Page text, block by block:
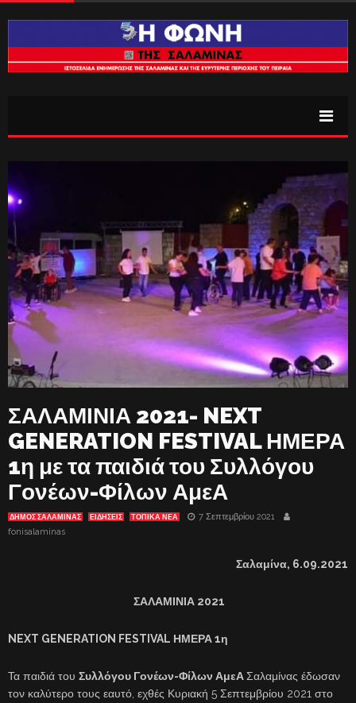
ΣΑΛΑΜΙΝΙΑ 2021- NEXT
GENERATION FESTIVAL ΗΜΕΡΑ
1η με τα παιδιά του Συλλόγου
Γονέων-Φίλων ΑμεΑ
ΔΗΜΟΣ ΣΑΛΑΜΙΝΑΣ ΕΙΔΗΣΕΙΣ ΤΟΠΙΚΑ ΝΕΑ
7 Σεπτεμβρίου 2021
fonisalaminas
Σαλαμίνα, 6.09.2021
ΣΑΛΑΜΙΝΙΑ 2021
NEXT GENERATION FESTIVAL ΗΜΕΡΑ 1η
Τα παιδιά του Συλλόγου Γονέων-Φίλων ΑμεΑΣαλαμίνας έδωσαν
τον καλύτερο τους εαυτό, εχθές Κυριακή 5 Σεπτεμβρίου 2021 στο